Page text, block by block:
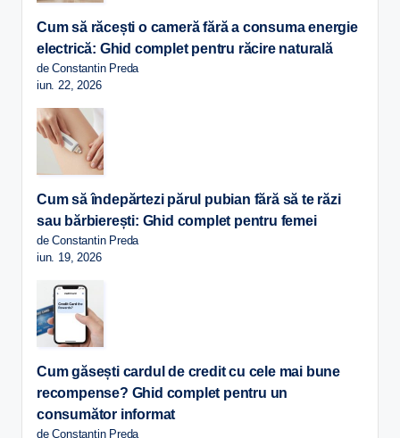
Cum să răcești o cameră fără a consuma energie
electrică: Ghid complet pentru răcire naturală
de Constantin Preda
iun. 22, 2026
Cum să îndepărtezi părul pubian fără să te răzi
sau bărbierești: Ghid complet pentru femei
de Constantin Preda
iun. 19, 2026
Cum găsești cardul de credit cu cele mai bune
recompense? Ghid complet pentru un
consumător informat
de Constantin Preda